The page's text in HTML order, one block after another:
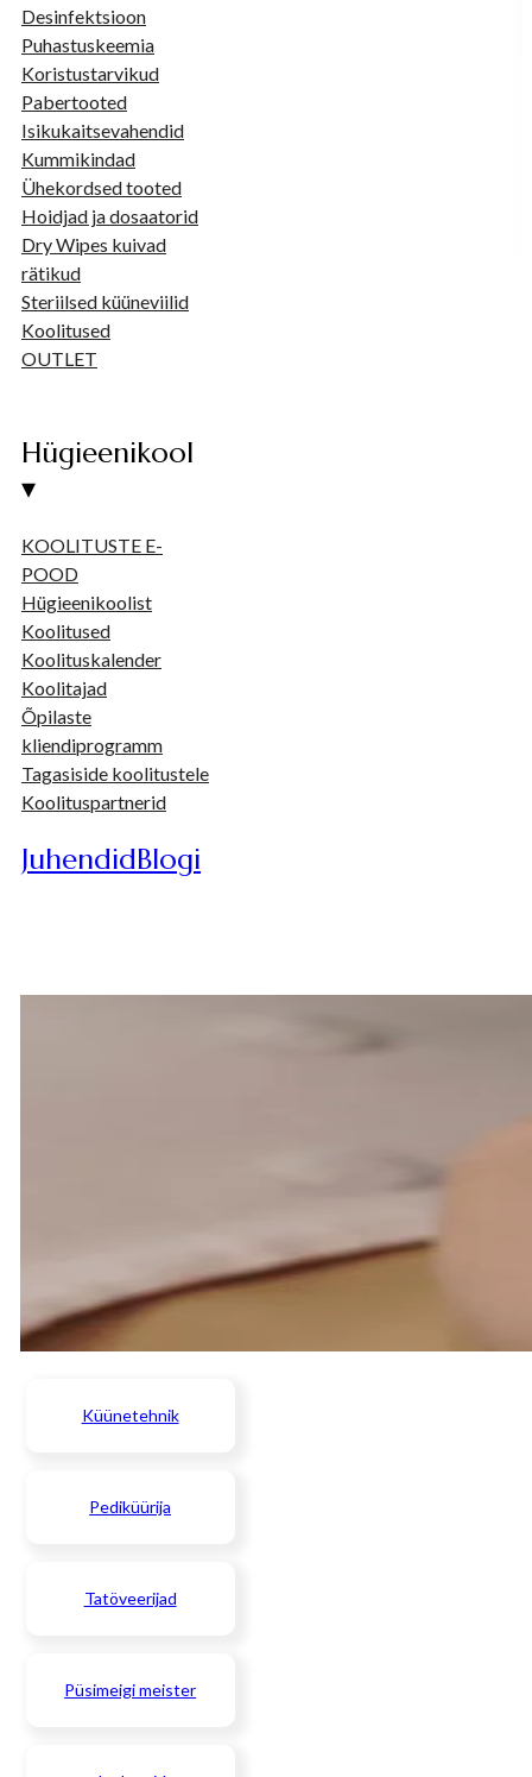
Desinfektsioon
Puhastuskeemia
Koristustarvikud
Pabertooted
Isikukaitsevahendid
Kummikindad
Ühekordsed tooted
Hoidjad ja dosaatorid
Dry Wipes kuivad
rätikud
Steriilsed küüneviilid
Koolitused
OUTLET
Hügieenikool
▾
KOOLITUSTE E-
POOD
Hügieenikoolist
Koolitused
Koolituskalender
Koolitajad
Õpilaste
kliendiprogramm
Tagasiside koolitustele
Koolituspartnerid
JuhendidBlogi
Küünetehnik
Pediküürija
Tatöveerijad
Püsimeigi meister